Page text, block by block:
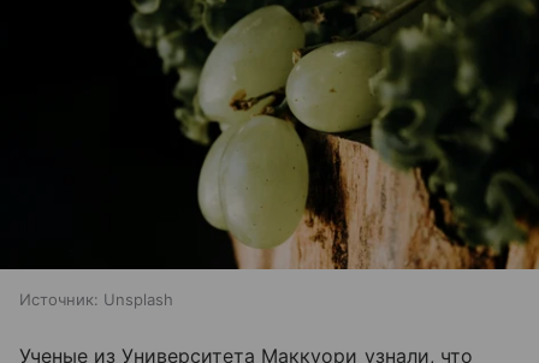
Источник: Unsplash
Ученые из Университета Маккуори узнали, что